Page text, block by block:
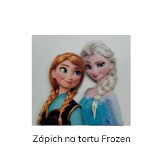
Zápich na tortu Frozen